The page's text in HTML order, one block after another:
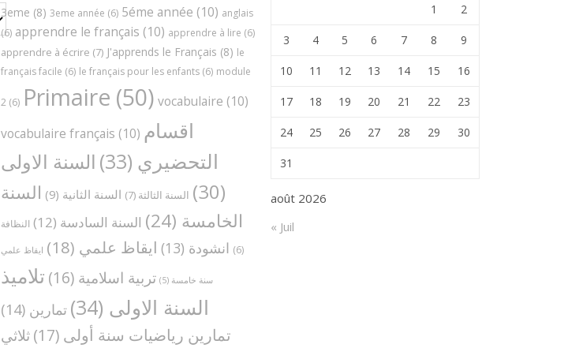
3eme (8) 3eme année (6) 5éme année (10) anglais
(6) apprendre le français (10) apprendre à lire (6)
apprendre à écrire (7) J'apprends le Français (8) le
français facile (6) le français pour les enfants (6) module
2 (6) Primaire (50) vocabulaire (10)
vocabulaire français (10) اقسام
التحضيري (33)
السنة الاولى
(30)
السنة الثالثة (7) السنة الثانية (9)
السنة
الخامسة (24) السنة السادسة (12)
النظافة
(6)
انشودة (13) ايقاظ علمي (18) ايقاظ علمي
سنة خامسة (5) تربية اسلامية (16)
تلاميذ
السنة الاولى (34) تمارين (14)
تمارين رياضيات سنة أولى (17)
ثلاثي
août 2026
1 2
3 4 5 6 7 8 9
10 11 12 13 14 15 16
17 18 19 20 21 22 23
24 25 26 27 28 29 30
31
« Juil